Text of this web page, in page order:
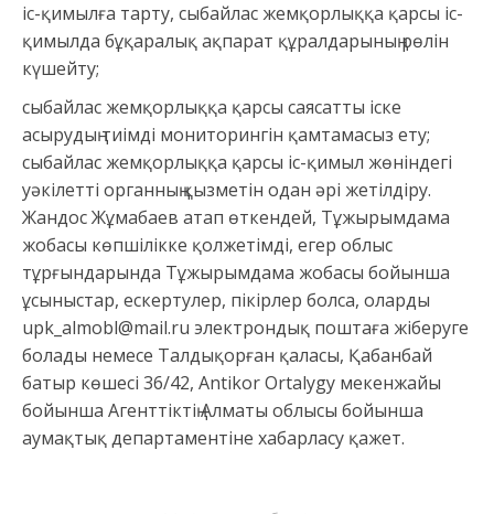
іс-қимылға тарту, сыбайлас жемқорлыққа қарсы іс-
қимылда бұқаралық ақпарат құралдарының рөлін
күшейту;
сыбайлас жемқорлыққа қарсы саясатты іске
асырудың тиімді мониторингін қамтамасыз ету;
сыбайлас жемқорлыққа қарсы іс-қимыл жөніндегі
уәкілетті органның қызметін одан әрі жетілдіру.
Жандос Жұмабаев атап өткендей, Тұжырымдама
жобасы көпшілікке қолжетімді, егер облыс
тұрғындарында Тұжырымдама жобасы бойынша
ұсыныстар, ескертулер, пікірлер болса, оларды
upk_almobl@mail.ru электрондық поштаға жіберуге
болады немесе Талдықорған қаласы, Қабанбай
батыр көшесі 36/42, Antikor Ortalygy мекенжайы
бойынша Агенттіктің Алматы облысы бойынша
аумақтық департаментіне хабарласу қажет.